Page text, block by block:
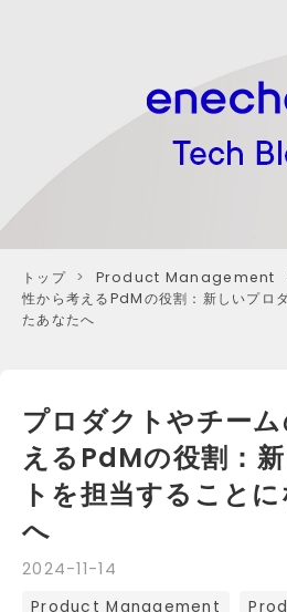
トップ > Product Management
性から考えるPdMの役割：新しいプロ
たあなたへ
2024-11-14
プロダクトやチー
えるPdMの役割：
トを担当すること
へ
Product Management